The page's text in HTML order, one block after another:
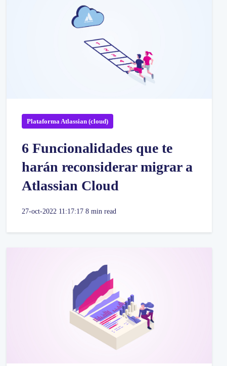
Plataforma Atlassian (cloud)
6 Funcionalidades que te
harán reconsiderar migrar a
Atlassian Cloud
27-oct-2022 11:17:17 8 min read